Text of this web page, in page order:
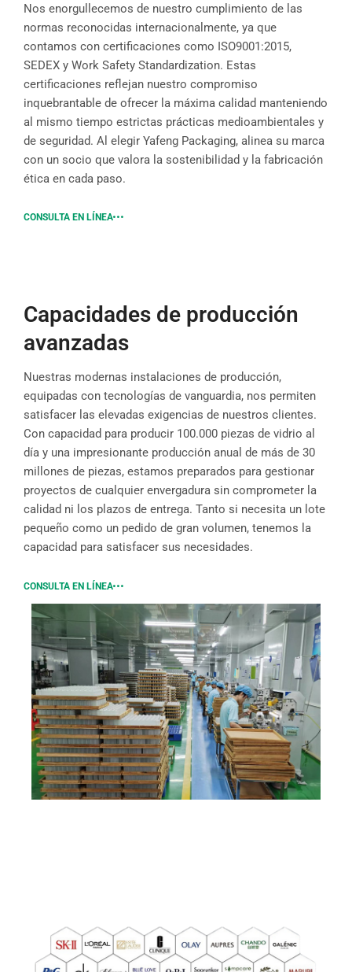
Nos enorgullecemos de nuestro cumplimiento de las
normas reconocidas internacionalmente, ya que
contamos con certificaciones como ISO9001:2015,
SEDEX y Work Safety Standardization. Estas
certificaciones reflejan nuestro compromiso
inquebrantable de ofrecer la máxima calidad manteniendo
al mismo tiempo estrictas prácticas medioambientales y
de seguridad. Al elegir Yafeng Packaging, alinea su marca
con un socio que valora la sostenibilidad y la fabricación
ética en cada paso.
CONSULTA EN LÍNEA
Capacidades de producción
avanzadas
Nuestras modernas instalaciones de producción,
equipadas con tecnologías de vanguardia, nos permiten
satisfacer las elevadas exigencias de nuestros clientes.
Con capacidad para producir 100.000 piezas de vidrio al
día y una impresionante producción anual de más de 30
millones de piezas, estamos preparados para gestionar
proyectos de cualquier envergadura sin comprometer la
calidad ni los plazos de entrega. Tanto si necesita un lote
pequeño como un pedido de gran volumen, tenemos la
capacidad para satisfacer sus necesidades.
CONSULTA EN LÍNEA